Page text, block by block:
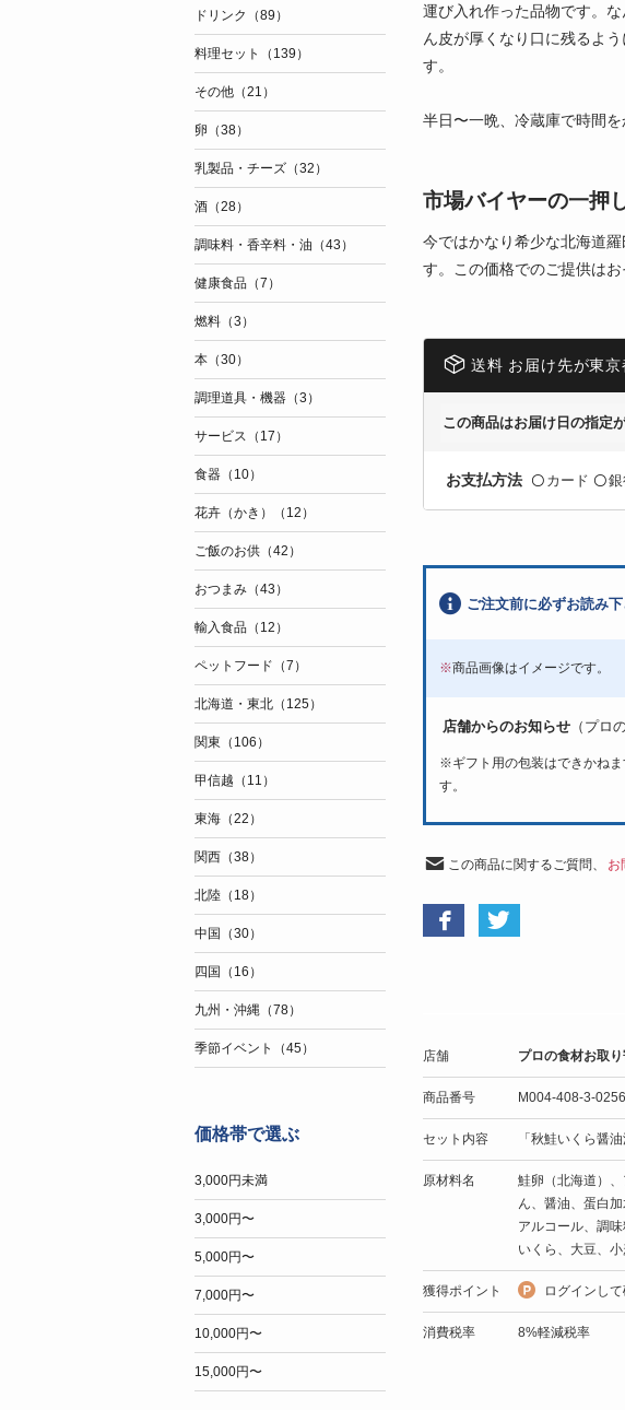
運び入れ作った品物です。
ん皮が厚くなり口に残るよ
す。
半日〜一晩、冷蔵庫で時間を
市場バイヤーの一押
今ではかなり希少な北海道
す。この価格でのご提供は
送料 お届け先が東京
この商品はお届け日の指定
お支払方法 〇 カード 〇
ご注文前に必ずお読み
※商品画像はイメージです。
店舗からのお知らせ（プロ
※ギフト用の包装はできかね
す。
この商品に関するご質問、 お
店舗 プロの食材お取
商品番号 M004-408-3-
セット内容 「秋鮭いくら醤
原材料名
鮭卵（北海道）
ん、醤油、蛋白
アルコール、調
いくら、大豆、小
獲得ポイント ログインし
消費税率 8%軽減税率
ドリンク（89）
料理セット（139）
その他（21）
卵（38）
乳製品・チーズ（32）
酒（28）
調味料・香辛料・油（43）
健康食品（7）
燃料（3）
本（30）
調理道具・機器（3）
サービス（17）
食器（10）
花卉（かき）（12）
ご飯のお供（42）
おつまみ（43）
輸入食品（12）
ペットフード（7）
北海道・東北（125）
関東（106）
甲信越（11）
東海（22）
関西（38）
北陸（18）
中国（30）
四国（16）
九州・沖縄（78）
季節イベント（45）
価格帯で選ぶ
3,000円未満
3,000円〜
5,000円〜
7,000円〜
10,000円〜
15,000円〜